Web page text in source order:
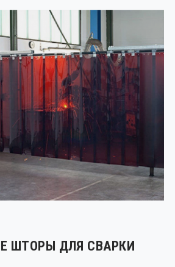
ШТОРЫ ДЛЯ СВАРКИ